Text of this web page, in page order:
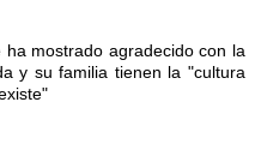
ha mostrado agradecido con la
y su familia tienen la "cultura